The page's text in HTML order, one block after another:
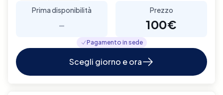
Prima disponibilità
-
Prezzo
100€
Pagamento in sede
Scegli giorno e ora